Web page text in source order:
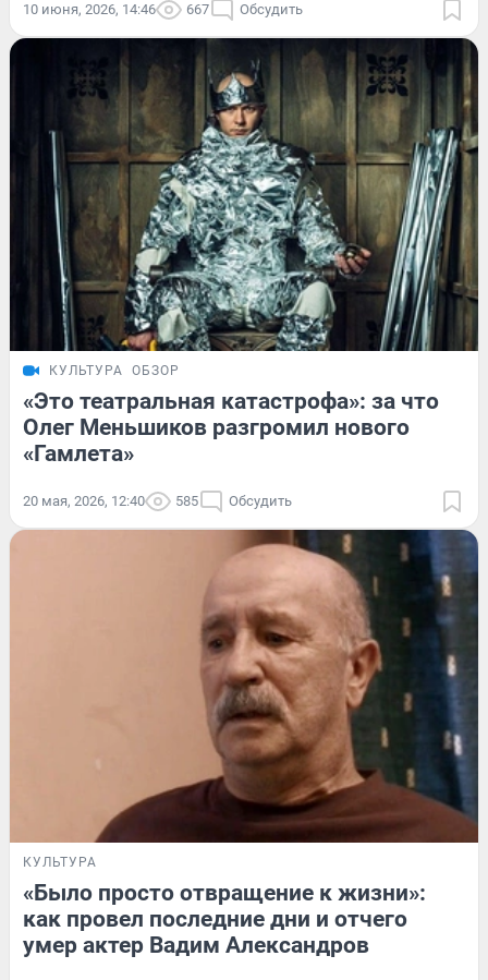
10 июня, 2026, 14:46 667 Обсудить
КУЛЬТУРА ОБЗОР
«Это театральная катастрофа»: за что
Олег Меньшиков разгромил нового
«Гамлета»
20 мая, 2026, 12:40 585 Обсудить
КУЛЬТУРА
«Было просто отвращение к жизни»:
как провел последние дни и отчего
умер актер Вадим Александров